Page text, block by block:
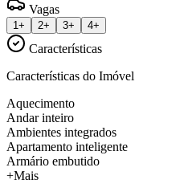
Vagas
1+ 2+ 3+ 4+
Características
Características do Imóvel
Aquecimento
Andar inteiro
Ambientes integrados
Apartamento inteligente
Armário embutido
+Mais